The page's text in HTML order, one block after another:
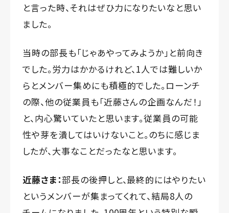
と言った時、それはぜひ力になりたいなと思い
ました。
当時の部長も「じゃあやってみようか」と前向き
でした。労力はかかるけれど、1人では難しいか
らとメンバー集めにも積極的でした。ローンチ
の際、他の従業員も「近藤さんの企画なんだ！」
と、内心驚いていたと思います。従業員の可能
性や芽を潰してはいけないこと。のちに感じま
したが、大事なことだったなと思います。
近藤さま：部長の後押しと、最終的にはやりたい
というメンバーが集まってくれて、結局8人の